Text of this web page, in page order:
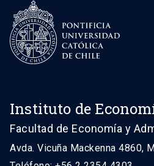
Instituto de
Facultad de Economía y
Avda. Vicuña Mackenna 4860,